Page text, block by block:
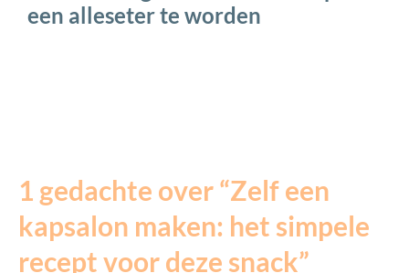
een alleseter te worden
1 gedachte over “Zelf een
kapsalon maken: het simpele
recept voor deze snack”